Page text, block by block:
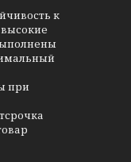
к
при